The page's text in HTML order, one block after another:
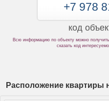
+7 978
код
Всю информацию по объекту можно
сказать код
Расположение квартиры